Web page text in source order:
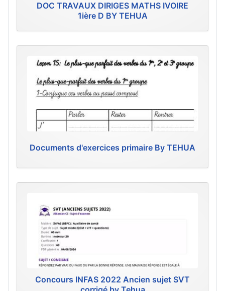
DOC TRAVAUX DIRIGES MATHS IVOIRE
1ière D BY TEHUA
Documents d'exercices primaire By TEHUA
Concours INFAS 2022 Ancien sujet SVT